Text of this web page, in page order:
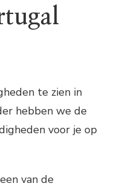
te zien in
hebben we de
voor je op
van de